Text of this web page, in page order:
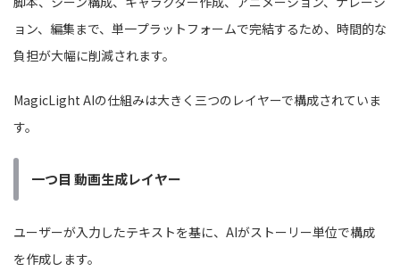
ョン、編集まで、単一プラットフォームで完結するため、時間的な
負担が大幅に削減されます。
MagicLight AIの仕組みは大きく三つのレイヤーで構成されていま
す。
一つ目 動画生成レイヤー
ユーザーが入力したテキストを基に、AIがストーリー単位で構成
を作成します。